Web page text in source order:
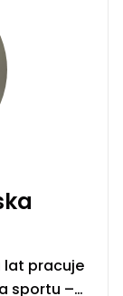
lat pracuje
sportu –